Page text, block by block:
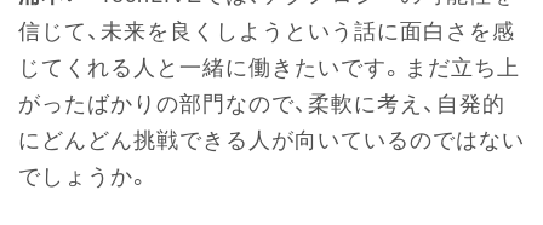
信じて、未来を良くしようという話に面白さを感
じてくれる人と一緒に働きたいです。まだ立ち上
がったばかりの部門なので、柔軟に考え、自発的
にどんどん挑戦できる人が向いているのではない
でしょうか。